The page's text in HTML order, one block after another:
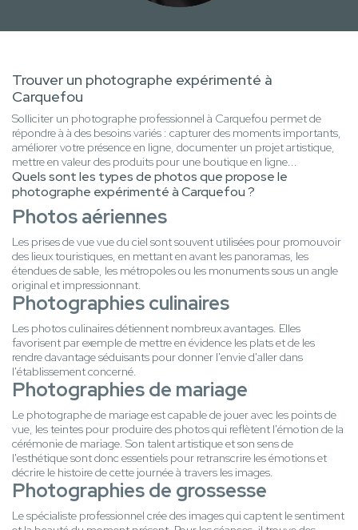
Trouver un photographe expérimenté à
Carquefou
Solliciter un photographe professionnel à Carquefou permet de
répondre à à des besoins variés : capturer des moments importants,
améliorer votre présence en ligne, documenter un projet artistique,
mettre en valeur des produits pour une boutique en ligne...
Quels sont les types de photos que propose le
photographe expérimenté à Carquefou ?
Photos aériennes
Les prises de vue vue du ciel sont souvent utilisées pour promouvoir
des lieux touristiques, en mettant en avant les panoramas, les
étendues de sable, les métropoles ou les monuments sous un angle
original et impressionnant.
Photographies culinaires
Les photos culinaires détiennent nombreux avantages. Elles
favorisent par exemple de mettre en évidence les plats et de les
rendre davantage séduisants pour donner l'envie d'aller dans
l'établissement concerné.
Photographies de mariage
Le photographe de mariage est capable de jouer avec les points de
vue, les teintes pour produire des photos qui reflètent l'émotion de la
cérémonie de mariage. Son talent artistique et son sens de
l'esthétique sont donc essentiels pour retranscrire les émotions et
décrire le histoire de cette journée à travers les images.
Photographies de grossesse
Le spécialiste professionnel crée des images qui captent le sentiment